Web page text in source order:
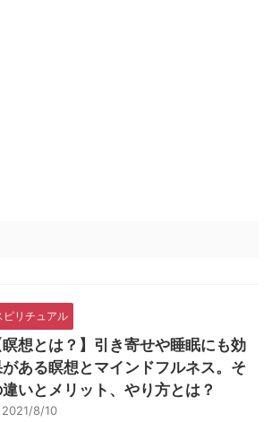
ピリチュアル
瞑想とは？】引き寄せや睡眠にも効
ある瞑想とマインドフルネス。そ
いとメリット、やり方とは？
2021/8/10